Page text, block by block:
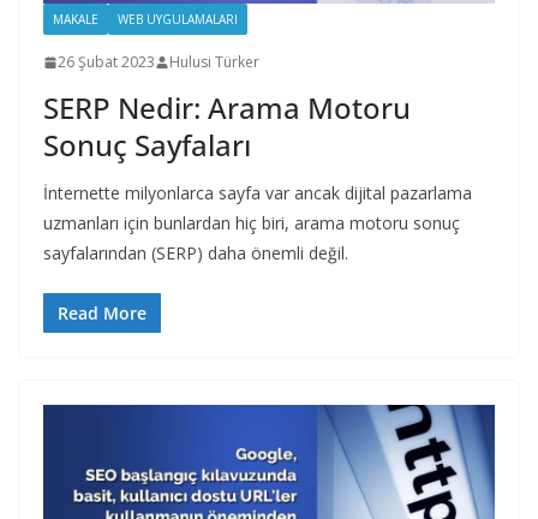
MAKALE WEB UYGULAMALARI
26 Şubat 2023 Hulusi Türker
SERP Nedir: Arama Motoru
Sonuç Sayfaları
İnternette milyonlarca sayfa var ancak dijital pazarlama
uzmanları için bunlardan hiç biri, arama motoru sonuç
sayfalarından (SERP) daha önemli değil.
Read More